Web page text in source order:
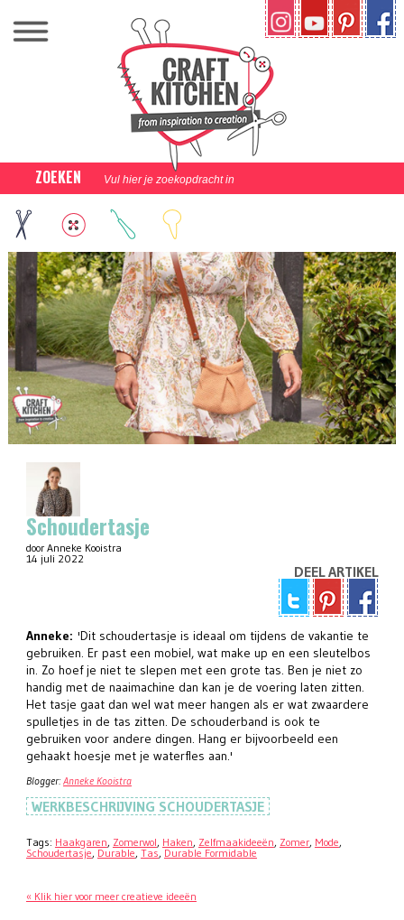
ZOEKEN
Schoudertasje
door Anneke Kooistra
14 juli 2022
DEEL ARTIKEL
Anneke: 'Dit schoudertasje is ideaal om tijdens de vakantie te
gebruiken. Er past een mobiel, wat make up en een sleutelbos
in. Zo hoef je niet te slepen met een grote tas. Ben je niet zo
handig met de naaimachine dan kan je de voering laten zitten.
Het tasje gaat dan wel wat meer hangen als er wat zwaardere
spulletjes in de tas zitten. De schouderband is ook te
gebruiken voor andere dingen. Hang er bijvoorbeeld een
gehaakt hoesje met je waterfles aan.'
Blogger: Anneke Kooistra
WERKBESCHRIJVING SCHOUDERTASJE
Tags: Haakgaren, Zomerwol, Haken, Zelfmaakideeën, Zomer, Mode,
Schoudertasje, Durable, Tas, Durable Formidable
« Klik hier voor meer creatieve ideeën